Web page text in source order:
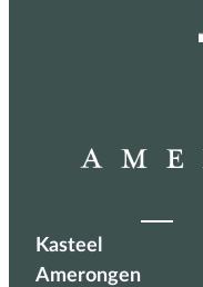
Kasteel
Amerongen